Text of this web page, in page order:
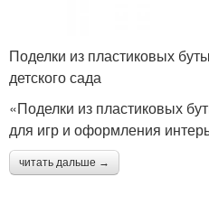
Поделки из пластиковых
детского сада
«Поделки из пластиковых
для игр и оформления
читать дальше →